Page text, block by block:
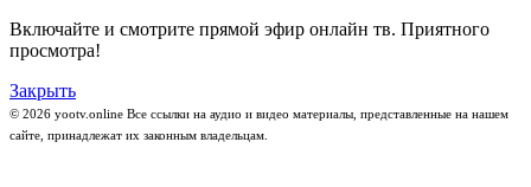
Включайте и смотрите прямой эфир онлайн тв. Приятного
просмотра!
Закрыть
© 2026 yootv.online Все ссылки на аудио и видео материалы, представленные на нашем
сайте, принадлежат их законным владельцам.